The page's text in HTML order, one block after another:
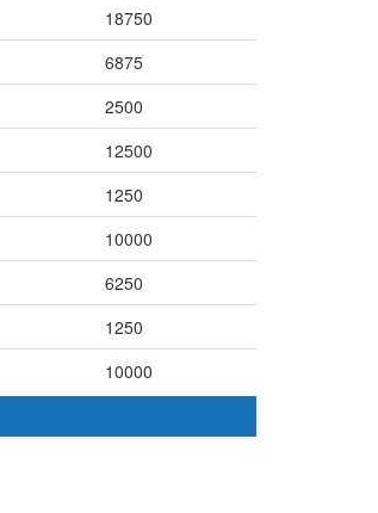
18750
6875
2500
12500
1250
10000
6250
1250
10000